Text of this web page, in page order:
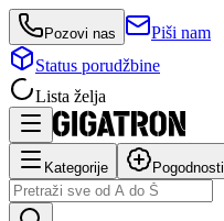
Pozovi nas
Piši nam
Status porudžbine
Lista želja
Kategorije Pogodnosti